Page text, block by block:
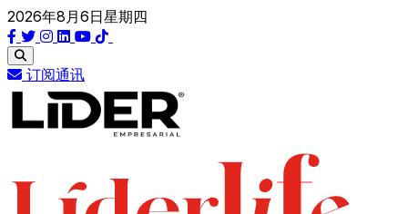
2026年8月6日星期四
订阅通讯